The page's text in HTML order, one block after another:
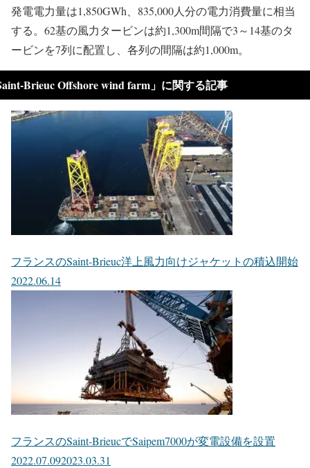
発電電力量は1,850GWh、835,000人分の電力消費量に相当
する。62基の風力タービンは約1,300m間隔で3～14基のタ
ービンを7列に配置し、各列の間隔は約1,000m。
Brieuc Offshore wind farm」に関する記事
フランスのSaint-Brieuc洋上風力向けジャケットの積込開始
2022.06.14
フランスのSaint-BrieucでSaipem7000が変電設備を設置
2022.07.092023.03.31